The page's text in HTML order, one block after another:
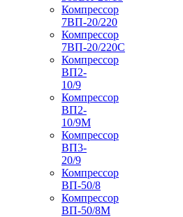
Компрессор
7ВП-20/220
Компрессор
7ВП-20/220С
Компрессор
ВП2-
10/9
Компрессор
ВП2-
10/9М
Компрессор
ВП3-
20/9
Компрессор
ВП-50/8
Компрессор
ВП-50/8М